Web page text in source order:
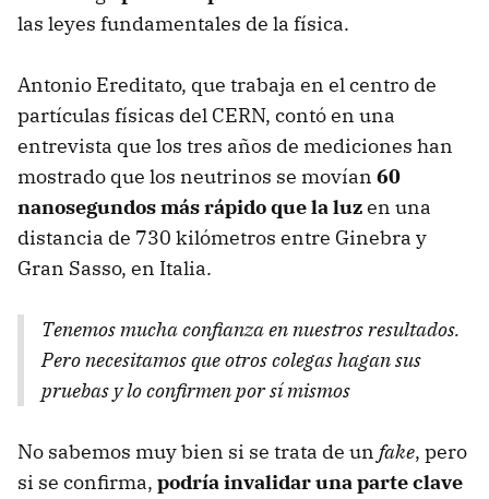
las leyes fundamentales de la física.
Antonio Ereditato, que trabaja en el centro de
partículas físicas del CERN, contó en una
entrevista que los tres años de mediciones han
mostrado que los neutrinos se movían 60
nanosegundos más rápido que la luzen una
distancia de 730 kilómetros entre Ginebra y
Gran Sasso, en Italia.
Tenemos mucha confianza en nuestros resultados.
Pero necesitamos que otros colegas hagan sus
pruebas y lo confirmen por sí mismos
No sabemos muy bien si se trata de un fake, pero
si se confirma, podría invalidar una parte clave